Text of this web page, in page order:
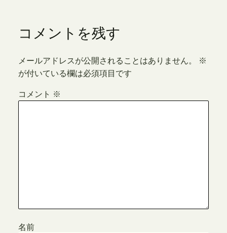
コメントを残す
メールアドレスが公開されることはありません。
※
が付いている欄は必須項目です
コメント ※
名前